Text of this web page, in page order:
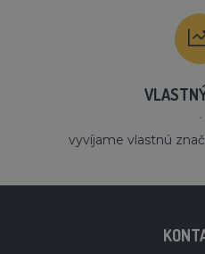
´
vyvíjame vlastnú